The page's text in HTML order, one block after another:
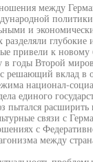
между
и
глубокие
привели к
в годы Второй
решающий вклад в
национал-
единого
пытался расширить
связи с
с
между